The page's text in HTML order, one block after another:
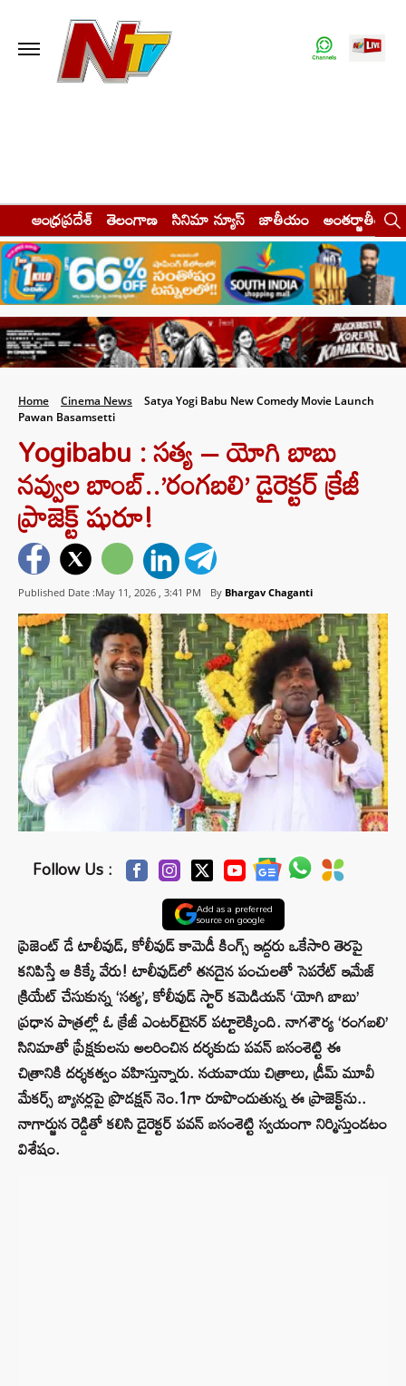
ఆంధ్రప్రదేశ్ తెలంగాణ సినిమా న్యూస్ జాతీయం అంతర్జాతీయం
Home Cinema News
Satya Yogi Babu New Comedy Movie Launch
Pawan Basamsetti
Yogibabu : సత్య – యోగి బాబు
నవ్వుల బాంబ్..’రంగబలి’ డైరెక్టర్ క్రేజీ
ప్రాజెక్ట్ షురూ!
Published Date :May 11, 2026 , 3:41 PM By Bhargav Chaganti
Follow Us :
Add as a preferred
source on google
ప్రెజెంట్ డే టాలీవుడ్, కోలీవుడ్ కామెడీ కింగ్స్ ఇద్దరు ఒకేసారి తెరపై
కనిపిస్తే ఆ కిక్కే వేరు! టాలీవుడ్‌లో తనదైన పంచులతో సెపరేట్ ఇమేజ్
క్రియేట్ చేసుకున్న ‘సత్య’, కోలీవుడ్ స్టార్ కమెడియన్ ‘యోగి బాబు’
ప్రధాన పాత్రల్లో ఓ క్రేజీ ఎంటర్‌టైనర్ పట్టాలెక్కింది. నాగశౌర్య ‘రంగబలి’
సినిమాతో ప్రేక్షకులను అలరించిన దర్శకుడు పవన్ బసంశెట్టి ఈ
చిత్రానికి దర్శకత్వం వహిస్తున్నారు. నయవాయు చిత్రాలు, డ్రీమ్ మూవీ
మేకర్స్ బ్యానర్లపై ప్రొడక్షన్ నెం.1గా రూపొందుతున్న ఈ ప్రాజెక్ట్‌ను..
నాగార్జున రెడ్డితో కలిసి డైరెక్టర్ పవన్ బసంశెట్టి స్వయంగా నిర్మిస్తుండటం
విశేషం.